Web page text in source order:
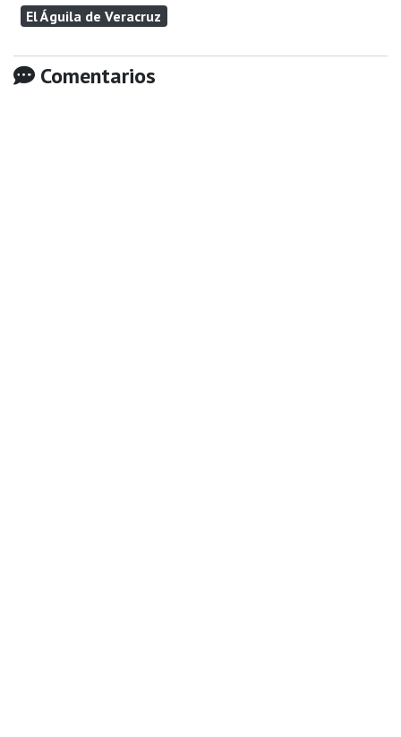
El Águila de Veracruz
Comentarios